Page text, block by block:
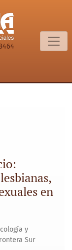
personas
en
y
Sur